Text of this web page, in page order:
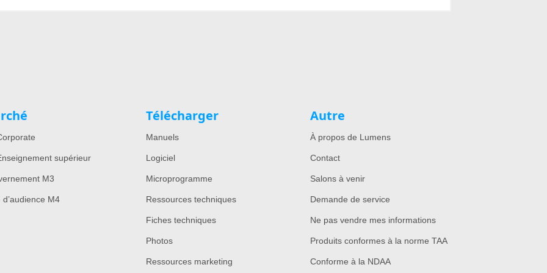
supérieur
M3
d’audience M4
Télécharger
Manuels
Logiciel
Microprogramme
Ressources techniques
Fiches techniques
Photos
Ressources marketing
Autre
À propos de Lumens
Contact
Salons à venir
Demande de service
Ne pas vendre mes informations
Produits conformes à la norme TAA
Conforme à la NDAA